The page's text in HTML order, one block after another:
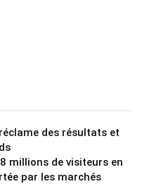
des résultats et
millions de visiteurs en
par les marchés